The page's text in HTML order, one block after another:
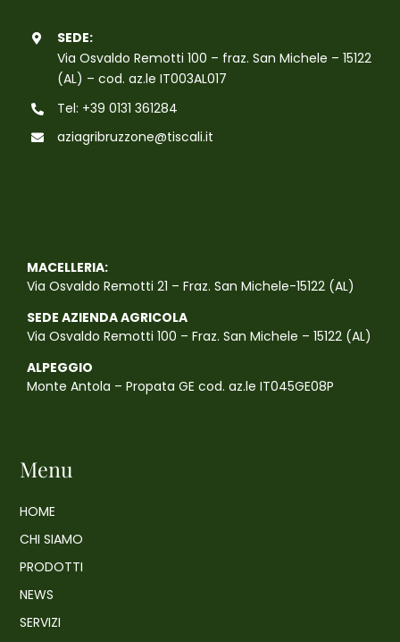
SEDE:
Via Osvaldo Remotti 100 – fraz. San Michele – 15122
(AL) – cod. az.le IT003AL017
Tel: +39 0131 361284
aziagribruzzone@tiscali.it
MACELLERIA:
Via Osvaldo Remotti 21 – Fraz. San Michele-15122 (AL)
SEDE AZIENDA AGRICOLA
Via Osvaldo Remotti 100 – Fraz. San Michele – 15122 (AL)
ALPEGGIO
Monte Antola – Propata GE cod. az.le IT045GE08P
Menu
HOME
CHI SIAMO
PRODOTTI
NEWS
SERVIZI